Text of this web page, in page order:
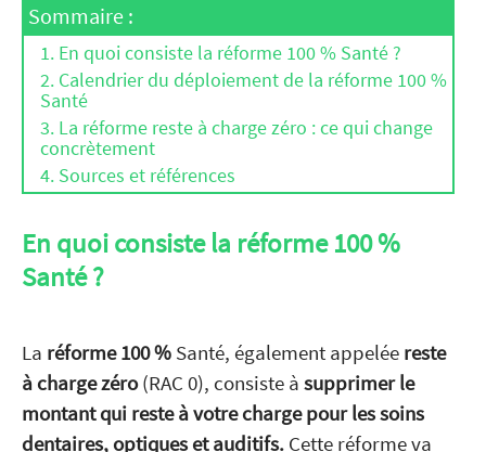
Sommaire :
En quoi consiste la réforme 100 % Santé ?
Calendrier du déploiement de la réforme 100 %
Santé
La réforme reste à charge zéro : ce qui change
concrètement
Sources et références
En quoi consiste la réforme 100 %
Santé ?
La réforme 100 % Santé, également appelée reste
à charge zéro(RAC 0), consiste à supprimer le
montant qui reste à votre charge pour les soins
dentaires, optiques et auditifs. Cette réforme va